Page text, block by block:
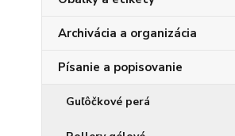
Archivácia a organizácia
Písanie a popisovanie
Guľôčkové perá